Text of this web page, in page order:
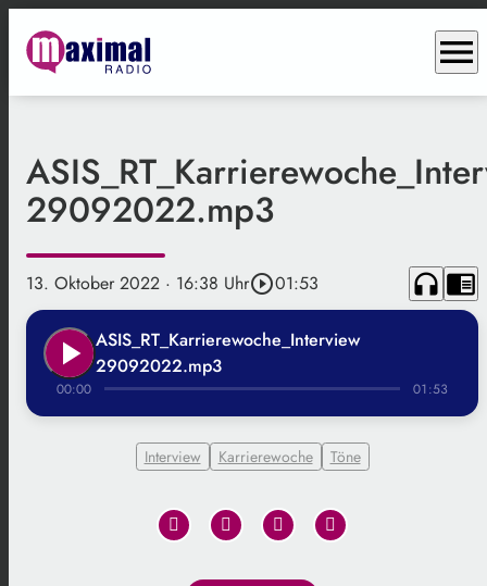
menu
29092022.mp3
13. Oktober 2022 · 16:38 Uhrplay_circle_outline01:53 headphones chrome_reader_mode
play_arrow
ASIS_RT_Karrierewoche_Interview
29092022.mp3
00:00 01:53
Interview Karrierewoche Töne